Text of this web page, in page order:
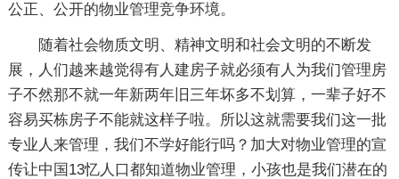
公正、公开的物业管理竞争环境。
随着社会物质文明、精神文明和社会文明的不断发
展，人们越来越觉得有人建房子就必须有人为我们管理房
子不然那不就一年新两年旧三年坏多不划算，一辈子好不
容易买栋房子不能就这样子啦。所以这就需要我们这一批
专业人来管理，我们不学好能行吗？加大对物业管理的宣
传让中国13忆人口都知道物业管理，小孩也是我们潜在的